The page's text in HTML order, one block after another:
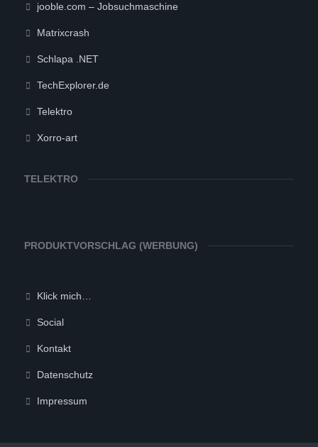
jooble.com – Jobsuchmaschine
Matrixcrash
Schlapa .NET
TechExplorer.de
Telektro
Xorro-art
TELEKTRO
PRODUKTVORSCHLAG (WERBUNG)
Klick mich…
Social
Kontakt
Datenschutz
Impressum